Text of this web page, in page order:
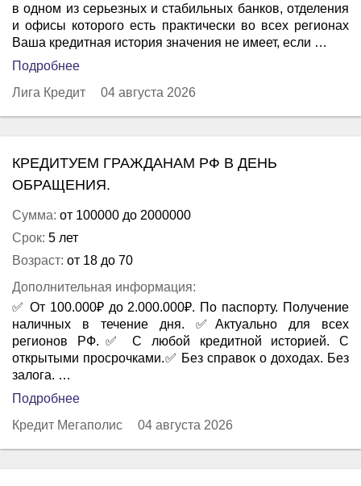
в одном из серьезных и стабильных банков, отделения
и офисы которого есть практически во всех регионах
Ваша кредитная история значения не имеет, если …
Подробнее
Лига Кредит
04 августа 2026
КРЕДИТУЕМ ГРАЖДАНАМ РФ В ДЕНЬ
ОБРАЩЕНИЯ.
Сумма: от 100000 до 2000000
Срок: 5 лет
Возраст: от 18 до 70
Дополнительная информация:
✅ От 100.000₽ до 2.000.000₽. По паспорту. Получение
наличных в течение дня. ✅Актуально для всех
регионов РФ.✅ С любой кредитной историей. С
открытыми просрочками.✅ Без справок о доходах. Без
залога. …
Подробнее
Кредит Мегаполис
04 августа 2026